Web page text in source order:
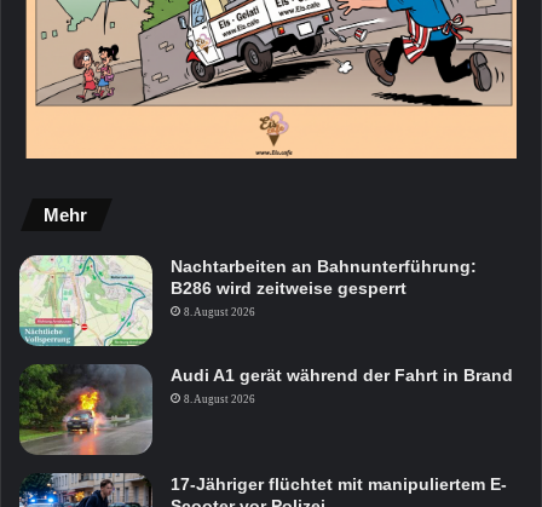
Mehr
Nachtarbeiten an Bahnunterführung:
B286 wird zeitweise gesperrt
8. August 2026
Audi A1 gerät während der Fahrt in Brand
8. August 2026
17-Jähriger flüchtet mit manipuliertem E-